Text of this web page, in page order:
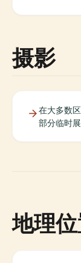
摄影
在大多数
部分临时
地理